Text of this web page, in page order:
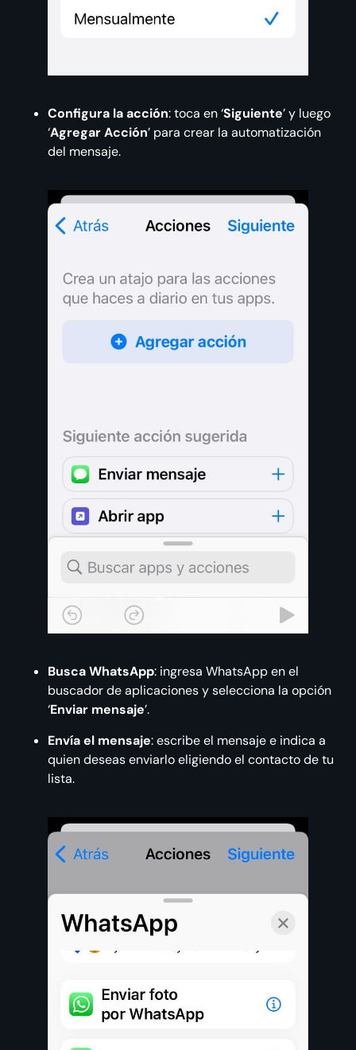
Configura la acción: toca en ‘Siguiente’ y luego
‘Agregar Acción’ para crear la automatización
del mensaje.
Busca WhatsApp: ingresa WhatsApp en el
buscador de aplicaciones y selecciona la opción
‘Enviar mensaje’.
Envía el mensaje: escribe el mensaje e indica a
quien deseas enviarlo eligiendo el contacto de tu
lista.